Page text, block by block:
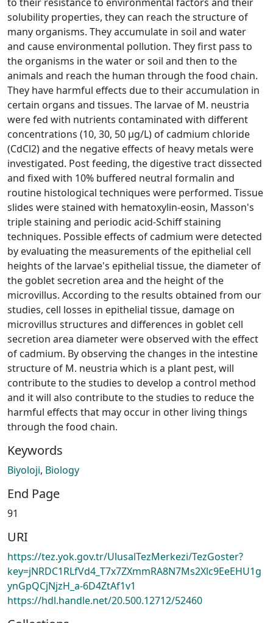
solubility properties, they can reach the structure of
many organisms. They accumulate in soil and water
and cause environmental pollution. They first pass to
the organisms in the water or soil and then to the
animals and reach the human through the food chain.
They have harmful effects due to their accumulation in
certain organs and tissues. The larvae of M. neustria
were fed with nutrients contaminated with different
concentrations (10, 30, 50 µg/L) of cadmium chloride
(CdCl2) and the negative effects of heavy metals were
investigated. Post feeding, the digestive tract dissected
and fixed with 10% buffered neutral formalin and
routine histological techniques were performed. Tissue
slides were stained with hematoxylin-eosin, Masson's
triple staining and periodic acid-Schiff staining
techniques. Possible effects of cadmium were detected
by evaluating the measurements of the epithelial cell
heights of the larvae's epithelial tissue, the diameter of
the goblet secretion area and the height of the
microvillus. According to the results obtained from our
studies, cell losses in epithelial tissue, damage on
microvillus structures and differences in goblet cell
secretion area diameter were observed with the effect
of cadmium. By observing the changes in the intestine
structure of M. neustria which is a plant pest, will
contribute to the studies to develop a control method
and it will also contribute to the studies to reduce the
harmful effects that may occur in other living things
through the food chain.
Keywords
Biyoloji, Biology
End Page
91
URI
https://tez.yok.gov.tr/UlusalTezMerkezi/TezGoster?
key=jNRDC1RLfVd4_T7x7ZXmmRA8N7Ms2Xlc9EeEHU1g
ynGpQCjNjzH_a-6D4ZtAf1v1
https://hdl.handle.net/20.500.12712/52460